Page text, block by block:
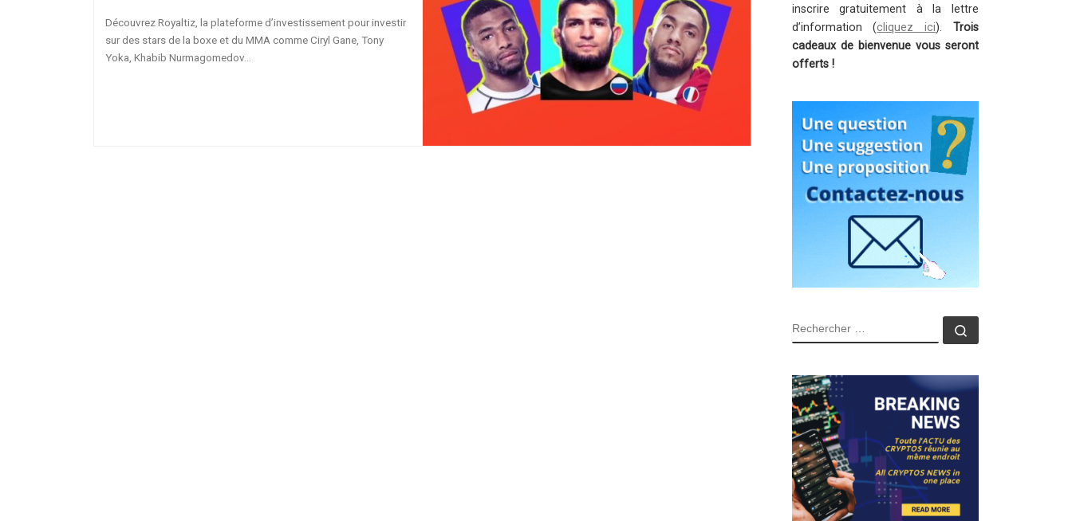
Découvrez Royaltiz, la plateforme d’investissement pour investir
sur des stars de la boxe et du MMA comme Ciryl Gane, Tony
Yoka, Khabib Nurmagomedov…
inscrire gratuitement à la lettre
d’information (cliquez ici).Trois
cadeaux de bienvenue vous seront
offerts !
RECHERCHER